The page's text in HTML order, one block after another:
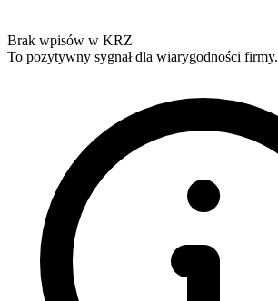
Brak wpisów w KRZ
To pozytywny sygnał dla wiarygodności firmy.